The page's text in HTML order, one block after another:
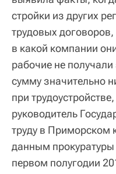
стройки из других
трудовых
в какой компании
рабочие не
сумму значительно
при
руководитель
труду в Приморском
данным прокуратуры
первом полугодии